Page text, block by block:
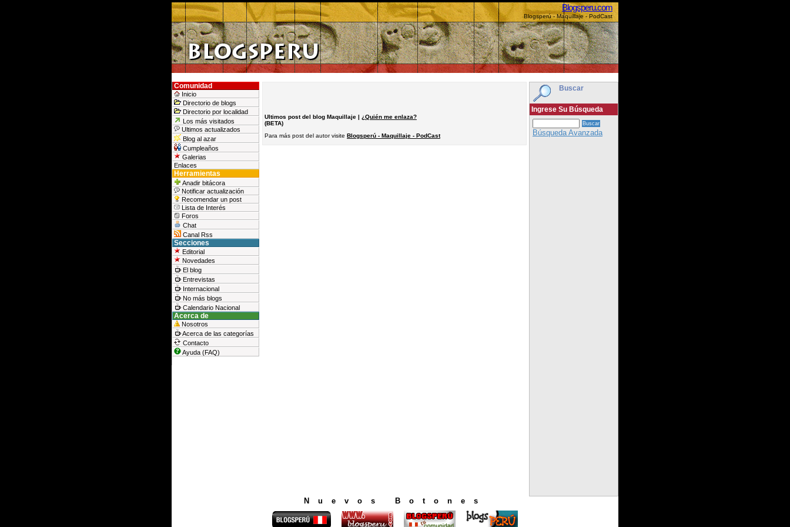
Blogsperu.com
Blogsperú - Maquillaje - PodCast
Buscar
Ingrese Su Búsqueda
Búsqueda Avanzada
Comunidad
Inicio
Directorio de blogs
Directorio por localidad
Los más visitados
Ultimos actualizados
Blog al azar
Cumpleaños
Galerias
Enlaces
Herramientas
Anadir bitácora
Notificar actualización
Recomendar un post
Lista de Interés
Foros
Chat
Canal Rss
Secciones
Editorial
Novedades
El blog
Entrevistas
Internacional
No más blogs
Calendario Nacional
Acerca de
Nosotros
Acerca de las categorías
Contacto
Ayuda (FAQ)
Ultimos post del blog Maquillaje | ¿Quién me enlaza?
(BETA)
Para más post del autor visite Blogsperú - Maquillaje - PodCast
Nuevos Botones